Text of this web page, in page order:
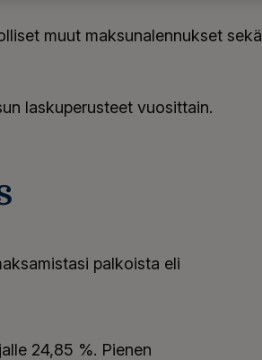
muut maksunalennukset sekä
laskuperusteet vuosittain.
palkoista eli
24,85 %. Pienen